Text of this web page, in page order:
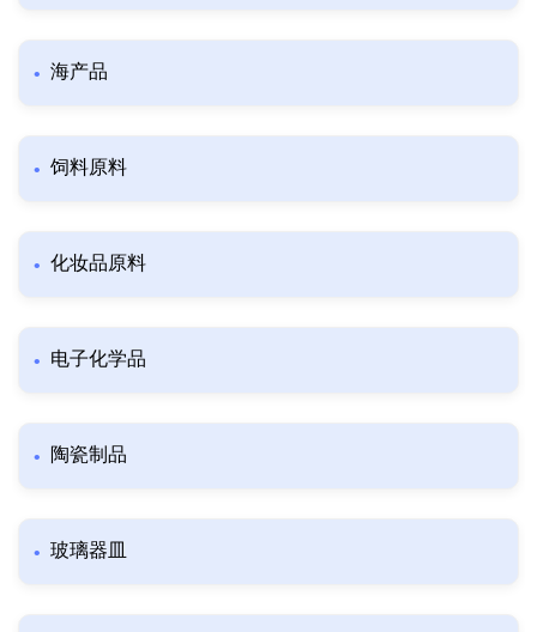
海产品
饲料原料
化妆品原料
电子化学品
陶瓷制品
玻璃器皿